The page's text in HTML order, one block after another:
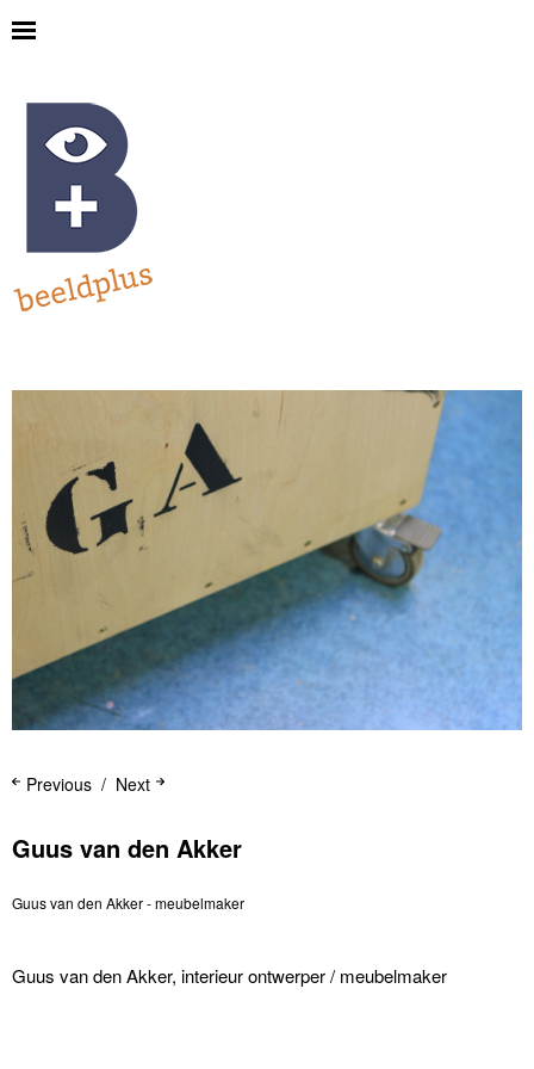
Next
Previous
Guus van den Akker
Guus van den Akker - meubelmaker
Guus van den Akker, interieur ontwerper / meubelmaker